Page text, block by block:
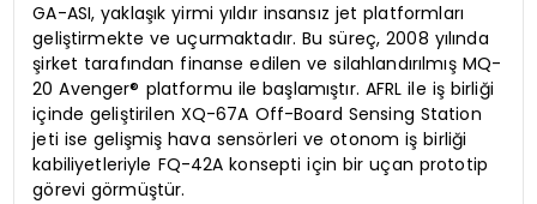
GA-ASI, yaklaşık yirmi yıldır insansız jet platformları
geliştirmekte ve uçurmaktadır. Bu süreç, 2008 yılında
şirket tarafından finanse edilen ve silahlandırılmış MQ-
20 Avenger® platformu ile başlamıştır. AFRL ile iş birliği
içinde geliştirilen XQ-67A Off-Board Sensing Station
jeti ise gelişmiş hava sensörleri ve otonom iş birliği
kabiliyetleriyle FQ-42A konsepti için bir uçan prototip
görevi görmüştür.